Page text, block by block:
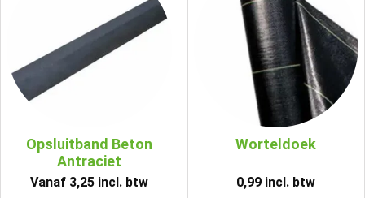
Opsluitband Beton
Antraciet
Vanaf 3,25incl. btw
Worteldoek
0,99 incl. btw